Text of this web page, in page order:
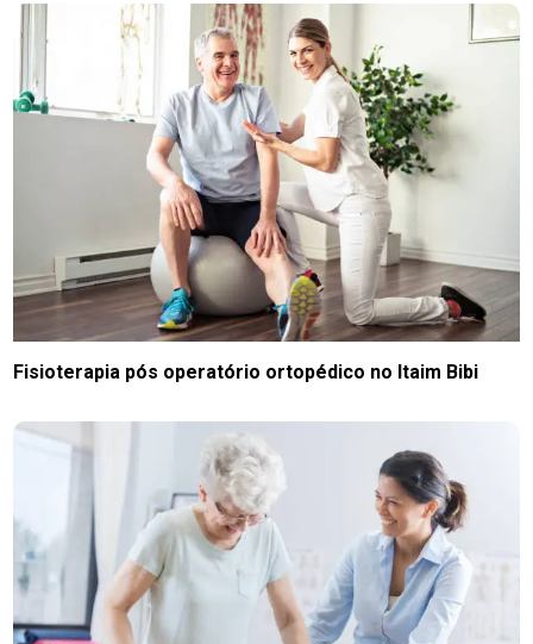
Fisioterapia pós operatório ortopédico no Itaim Bibi